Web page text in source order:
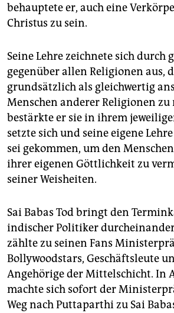
behauptete er, auch eine
Christus zu sein.
Seine Lehre zeichnete sich durch
gegenüber allen Religionen aus,
grundsätzlich als gleichwertig
Menschen anderer Religionen
bestärkte er sie in ihrem
setzte sich und seine eigene
sei gekommen, um den
ihrer eigenen Göttlichkeit zu
seiner Weisheiten.
Sai Babas Tod bringt den
indischer Politiker
zählte zu seinen Fans
Bollywoodstars, Geschäftsleute
Angehörige der Mittelschicht. In
machte sich sofort der
Weg nach Puttaparthi zu Sai